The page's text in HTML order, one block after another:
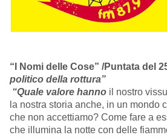
“I Nomi delle Cose” /Puntata del
politico della rottura”
“Quale valore hanno il nostro
la nostra storia anche, in un mondo
che non accettiamo? Come fare a
che illumina la notte con delle